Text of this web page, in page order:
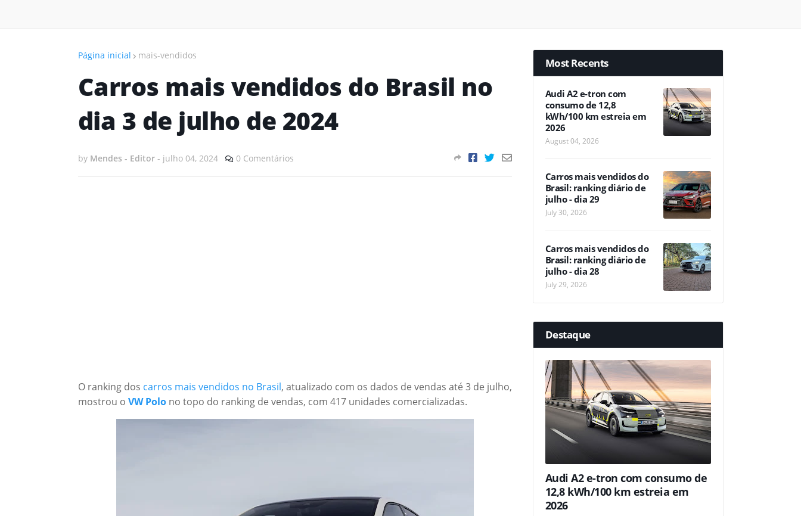
Página inicial mais-vendidos
Carros mais vendidos do Brasil no
dia 3 de julho de 2024
by Mendes - Editor - julho 04, 2024 0 Comentários
O ranking dos carros mais vendidos no Brasil, atualizado com os dados de vendas até 3 de julho,
mostrou o VW Polono topo do ranking de vendas, com 417 unidades comercializadas.
Most Recents
Audi A2 e-tron com
consumo de 12,8
kWh/100 km estreia em
2026
August 04, 2026
Carros mais vendidos do
Brasil: ranking diário de
julho - dia 29
July 30, 2026
Carros mais vendidos do
Brasil: ranking diário de
julho - dia 28
July 29, 2026
Destaque
Audi A2 e-tron com consumo de
12,8 kWh/100 km estreia em
2026